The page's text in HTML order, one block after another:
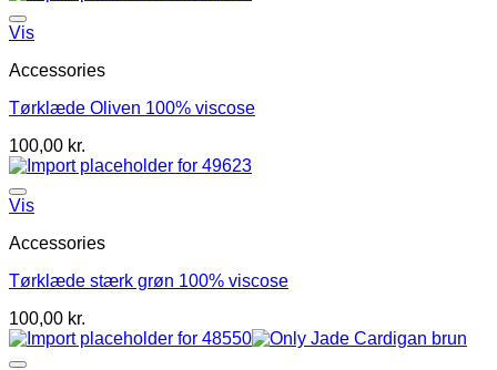
Vis
Accessories
Tørklæde Oliven 100% viscose
100,00 kr.
Vis
Accessories
Tørklæde stærk grøn 100% viscose
100,00 kr.